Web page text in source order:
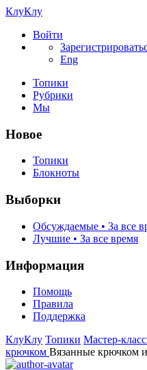
КлуКлу
Войти
Eng
Топики
Рубрики
Мы
Новое
Топики
Блокноты
Выборки
Обсуждаемые • За все
Лучшие • За все время
Информация
Помощь
Правила
Поддержка
КлуКлу Топики Мастер-
крючком Вязанные крючком